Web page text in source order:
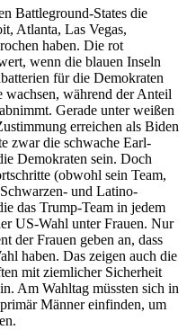
Battleground-States die
Atlanta, Las Vegas,
haben. Die rot
wenn die blauen Inseln
für die Demokraten
während der Anteil
Gerade unter weißen
erreichen als Biden
zwar die schwache Earl-
Demokraten sein. Doch
(obwohl sein Team,
und Latino-
das Trump-Team in jedem
US-Wahl unter Frauen. Nur
der Frauen geben an, dass
haben. Das zeigen auch die
mit ziemlicher Sicherheit
Am Wahltag müssten sich in
Männer einfinden, um